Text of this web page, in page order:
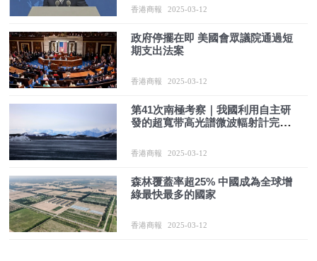
香港商報 2025-03-12
政府停擺在即 美國會眾議院通過短
期支出法案
香港商報 2025-03-12
第41次南極考察｜我國利用自主研
發的超寬带高光譜微波輻射計完成
香港商報 2025-03-12
森林覆蓋率超25% 中國成為全球增
綠最快最多的國家
香港商報 2025-03-12